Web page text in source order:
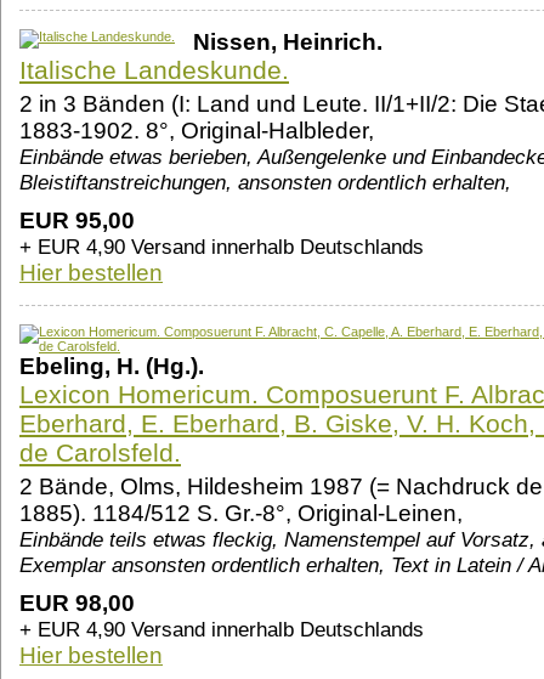
Nissen, Heinrich.
Italische Landeskunde.
2 in 3 Bänden (I: Land und Leute. II/1+II/2: Die
1883-1902. 8°, Original-Halbleder,
Einbände etwas berieben, Außengelenke und
Bleistiftanstreichungen, ansonsten ordentlich erhalten,
EUR 95,00
+ EUR 4,90 Versand innerhalb Deutschlands
Hier bestellen
Ebeling, H. (Hg.).
Lexicon Homericum. Composuerunt F.
Eberhard, E. Eberhard, B. Giske, V. H.
de Carolsfeld.
2 Bände, Olms, Hildesheim 1987 (= Nachdruck
1885). 1184/512 S. Gr.-8°, Original-Leinen,
Einbände teils etwas fleckig, Namenstempel auf Vorsatz,
Exemplar ansonsten ordentlich erhalten, Text in Latein /
EUR 98,00
+ EUR 4,90 Versand innerhalb Deutschlands
Hier bestellen